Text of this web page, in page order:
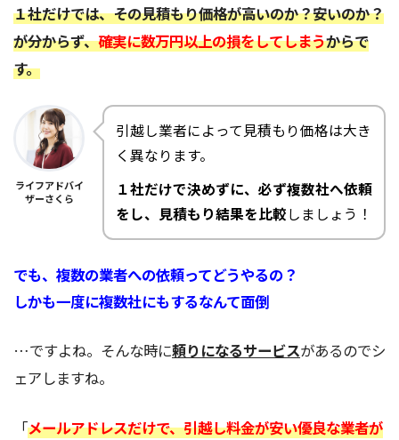
１社だけでは、その見積もり価格が高いのか？安いのか？
が分からず、確実に数万円以上の損をしてしまうからで
す。
ライフアドバイ
ザーさくら
引越し業者によって見積もり価格は大き
く異なります。
１社だけで決めずに、必ず複数社へ依頼
をし、見積もり結果を比較しましょう！
でも、複数の業者への依頼ってどうやるの？
しかも一度に複数社にもするなんて面倒
…ですよね。そんな時に頼りになるサービスがあるのでシ
ェアしますね。
「メールアドレスだけで、引越し料金が安い優良な業者が